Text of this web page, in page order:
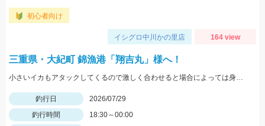
初心者向け
イシグロ中川かの里店 164 view
三重県・大紀町 錦漁港「翔吉丸」様へ！
小さいイカもアタックしてくるので激しく合わせると場合によっては身切れします！
釣行日
2026/07/29
釣行時間
18:30～00:00